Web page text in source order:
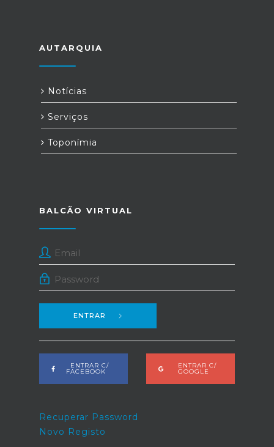
AUTARQUIA
Notícias
Serviços
Toponímia
BALCÃO VIRTUAL
ENTRAR
ENTRAR C/
FACEBOOK
ENTRAR C/
GOOGLE
Recuperar Password
Novo Registo